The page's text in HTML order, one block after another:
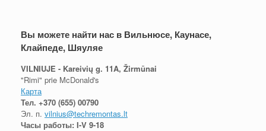
Вы можете найти нас в Вильнюсе, Каунасе,
Клайпеде, Шяуляе
VILNIUJE - Kareivių g. 11A, Žirmūnai
"Rimi" prie McDonald's
Карта
Тел. +370 (655) 00790
Эл. п. vilnius@techremontas.lt
Часы работы: I-V 9-18